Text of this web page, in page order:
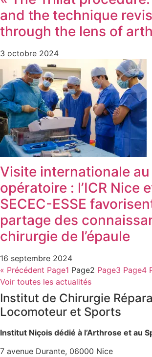
and the technique
through the lens of
3 octobre 2024
Visite internationale
opératoire : l’ICR Nice
SECEC-ESSE
partage des
chirurgie de l’épaule
16 septembre 2024
« Précédent Page1 Page2 Page3 Page4
Voir toutes les actualités
Institut de Chirurgie
Locomoteur et Sports
Institut Niçois dédié à l’Arthrose et au
7 avenue Durante, 06000 Nice